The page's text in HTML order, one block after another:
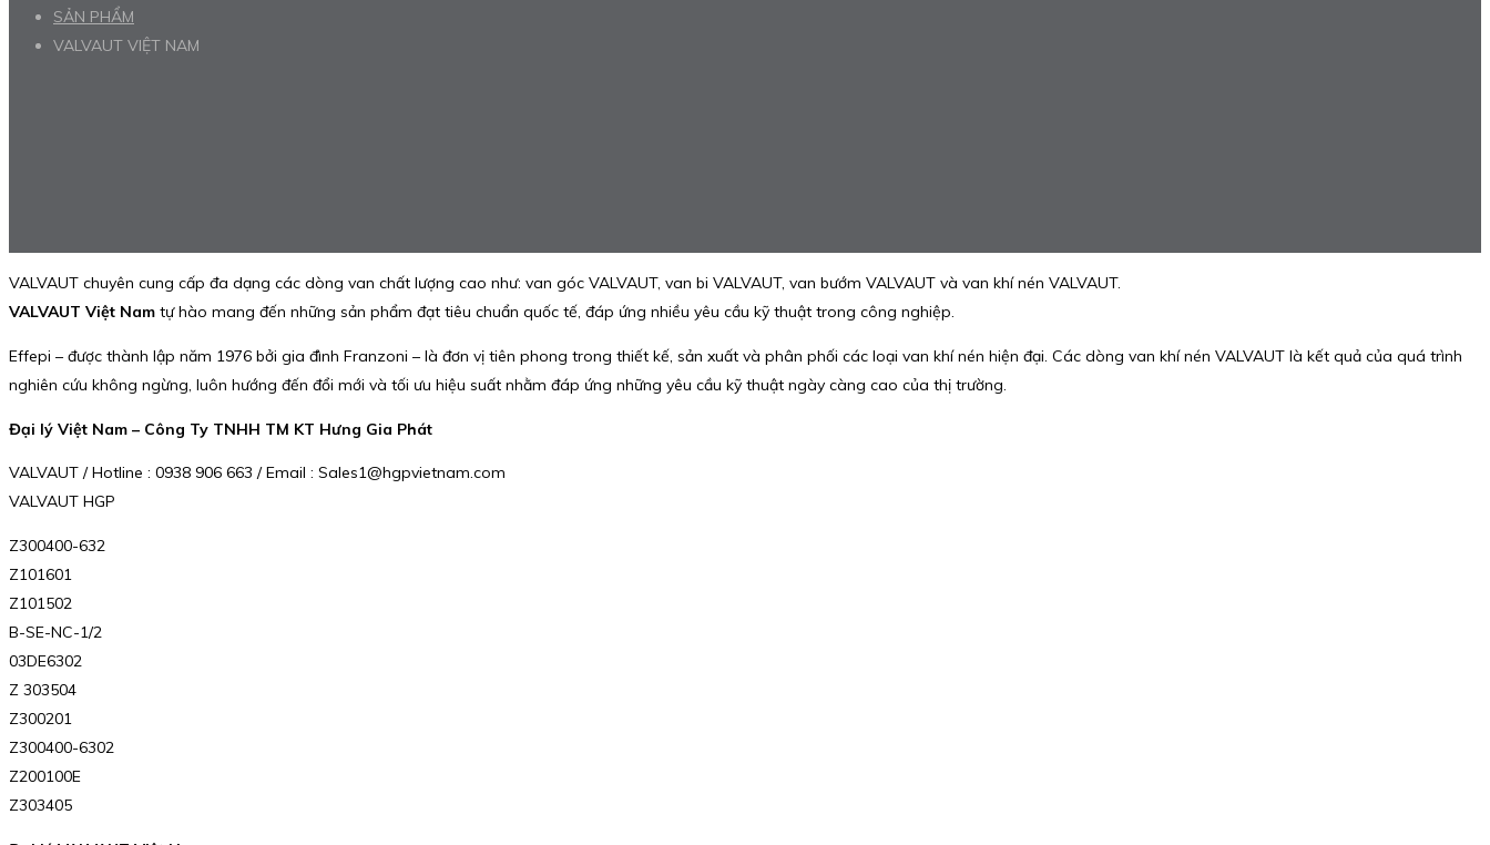
SẢN PHẨM
VALVAUT VIỆT NAM
VALVAUT chuyên cung cấp đa dạng các dòng van chất lượng cao như: van góc VALVAUT, van bi VALVAUT, van bướm VALVAUT và van khí nén VALVAUT.
VALVAUT Việt Nam tự hào mang đến những sản phẩm đạt tiêu chuẩn quốc tế, đáp ứng nhiều yêu cầu kỹ thuật trong công nghiệp.
Effepi – được thành lập năm 1976 bởi gia đình Franzoni – là đơn vị tiên phong trong thiết kế, sản xuất và phân phối các loại van khí nén hiện đại. Các dòng van khí nén VALVAUT là kết quả của quá trình
nghiên cứu không ngừng, luôn hướng đến đổi mới và tối ưu hiệu suất nhằm đáp ứng những yêu cầu kỹ thuật ngày càng cao của thị trường.
Đại lý Việt Nam – Công Ty TNHH TM KT Hưng Gia Phát
VALVAUT / Hotline : 0938 906 663 / Email : Sales1@hgpvietnam.com
VALVAUT HGP
Z300400-632
Z101601
Z101502
B-SE-NC-1/2
03DE6302
Z 303504
Z300201
Z300400-6302
Z200100E
Z303405